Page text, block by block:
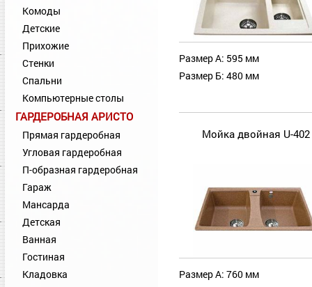
Комоды
Детские
Прихожие
Стенки
Спальни
Компьютерные столы
ГАРДЕРОБНАЯ АРИСТО
Прямая гардеробная
Угловая гардеробная
П-образная гардеробная
Гараж
Мансарда
Детская
Ванная
Гостиная
Кладовка
Размер А: 595 мм
Размер Б: 480 мм
Мойка двойная U-402
Размер А: 760 мм